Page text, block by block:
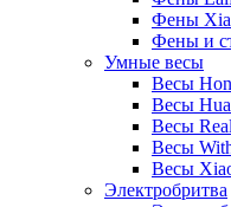
Фены
Фены и
Умные весы
Весы
Весы
Весы
Весы
Весы
Электробритва